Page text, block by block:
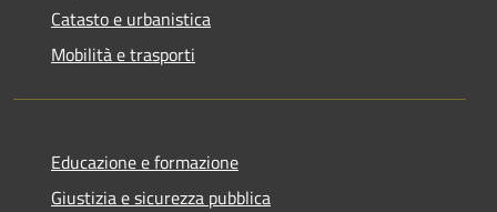
Catasto e urbanistica
Mobilità e trasporti
Educazione e formazione
Giustizia e sicurezza pubblica